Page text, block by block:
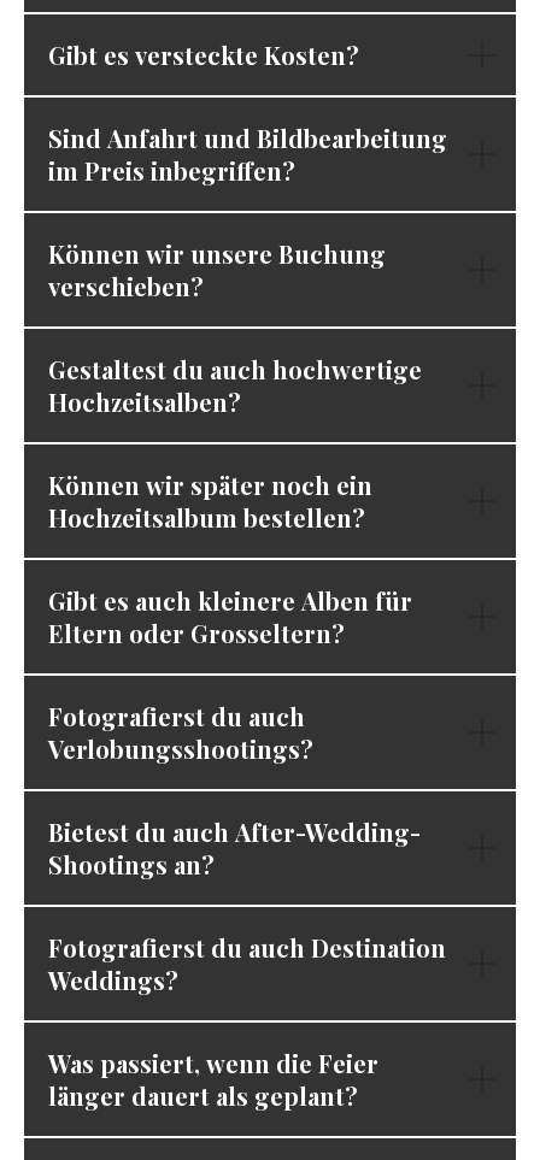
Gibt es versteckte Kosten?
Sind Anfahrt und Bildbearbeitung
im Preis inbegriffen?
Können wir unsere Buchung
verschieben?
Gestaltest du auch hochwertige
Hochzeitsalben?
Können wir später noch ein
Hochzeitsalbum bestellen?
Gibt es auch kleinere Alben für
Eltern oder Grosseltern?
Fotografierst du auch
Verlobungsshootings?
Bietest du auch After-Wedding-
Shootings an?
Fotografierst du auch Destination
Weddings?
Was passiert, wenn die Feier
länger dauert als geplant?